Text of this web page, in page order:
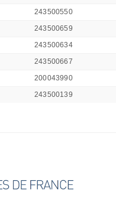
243500550
243500659
243500634
243500667
200043990
243500139